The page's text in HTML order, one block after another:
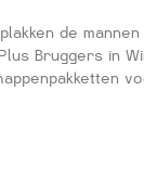
de mannen
Bruggers in